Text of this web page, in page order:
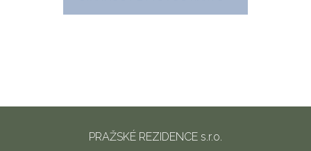
PRAŽSKÉ REZIDENCE s.r.o.